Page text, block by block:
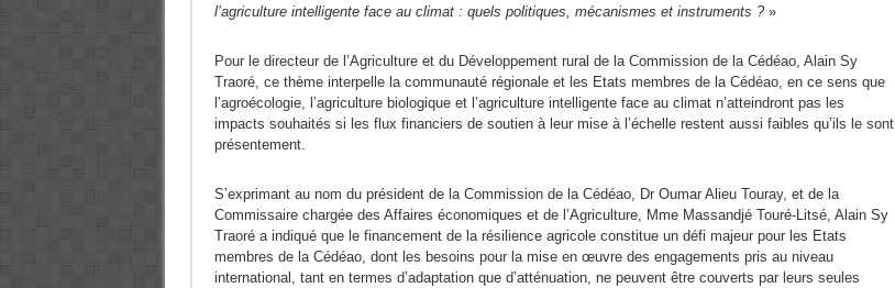
l’agriculture intelligente face au climat : quels politiques, mécanismes et instruments ?»
Pour le directeur de l’Agriculture et du Développement rural de la Commission de la Cédéao, Alain Sy
Traoré, ce thème interpelle la communauté régionale et les Etats membres de la Cédéao, en ce sens que
l’agroécologie, l’agriculture biologique et l’agriculture intelligente face au climat n’atteindront pas les
impacts souhaités si les flux financiers de soutien à leur mise à l’échelle restent aussi faibles qu’ils le sont
présentement.
S’exprimant au nom du président de la Commission de la Cédéao, Dr Oumar Alieu Touray, et de la
Commissaire chargée des Affaires économiques et de l’Agriculture, Mme Massandjé Touré-Litsé, Alain Sy
Traoré a indiqué que le financement de la résilience agricole constitue un défi majeur pour les Etats
membres de la Cédéao, dont les besoins pour la mise en œuvre des engagements pris au niveau
international, tant en termes d’adaptation que d’atténuation, ne peuvent être couverts par leurs seules